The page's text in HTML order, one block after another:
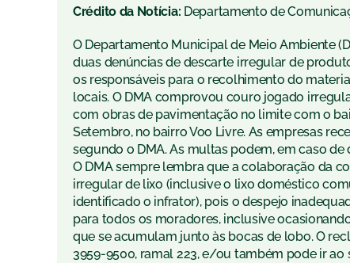
Crédito da Notícia: Departamento de
O Departamento Municipal de Meio Ambiente
duas denúncias de descarte irregular de
os responsáveis para o recolhimento do
locais. O DMA comprovou couro jogado
com obras de pavimentação no limite com o
Setembro, no bairro Voo Livre. As empresas
segundo o DMA. As multas podem, em caso
O DMA sempre lembra que a colaboração da
irregular de lixo (inclusive o lixo doméstico
identificado o infrator), pois o despejo
para todos os moradores, inclusive
que se acumulam junto às bocas de lobo. O
3959-9500, ramal 223, e/ou também pode ir